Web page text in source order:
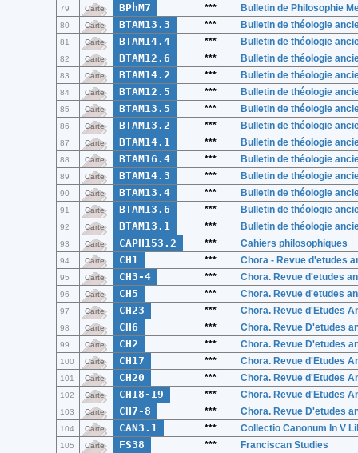
79 Carte BPhM7 *** Bulletin de Philosophie
80 Carte BTAM13.3 *** Bulletin de théologie
81 Carte BTAM14.4 *** Bulletin de théologie
82 Carte BTAM12.6 *** Bulletin de théologie
83 Carte BTAM14.2 *** Bulletin de théologie
84 Carte BTAM12.5 *** Bulletin de théologie
85 Carte BTAM13.5 *** Bulletin de théologie
86 Carte BTAM13.2 *** Bulletin de théologie
87 Carte BTAM14.1 *** Bulletin de théologie
88 Carte BTAM16.4 *** Bulletin de théologie
89 Carte BTAM14.3 *** Bulletin de théologie
90 Carte BTAM13.4 *** Bulletin de théologie
91 Carte BTAM13.6 *** Bulletin de théologie
92 Carte BTAM13.1 *** Bulletin de théologie
93 Carte CAPH153.2 *** Cahiers philosophiques
94 Carte CH1 *** Chora - Revue d'etudes
95 Carte CH3-4 *** Chora. Revue d'etudes
96 Carte CH5 *** Chora. Revue d'etudes
97 Carte CH23 *** Chora. Revue d'Etudes
98 Carte CH6 *** Chora. Revue D'etudes
99 Carte CH2 *** Chora. Revue D'etudes
100 Carte CH17 *** Chora. Revue d'Etudes
101 Carte CH20 *** Chora. Revue d'Etudes
102 Carte CH18-19 *** Chora. Revue d'Etudes
103 Carte CH7-8 *** Chora. Revue D'etudes
104 Carte CAN3.1 *** Collectio Canonum In V
105 Carte FS38 *** Franciscan Studies